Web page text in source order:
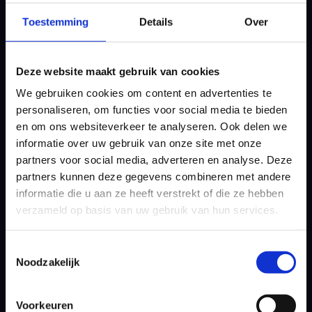
Toestemming Details Over
Deze website maakt gebruik van cookies
We gebruiken cookies om content en advertenties te
personaliseren, om functies voor social media te bieden
en om ons websiteverkeer te analyseren. Ook delen we
informatie over uw gebruik van onze site met onze
partners voor social media, adverteren en analyse. Deze
partners kunnen deze gegevens combineren met andere
informatie die u aan ze heeft verstrekt of die ze hebben
verzameld op basis van uw gebruik van hun services.
Noodzakelijk
Voorkeuren
weg heeft gebaand naar de DP World Tour,
dus als aanstormend talent zou ik zeker een
Misschien kan ik hem op meerdere posities
inzetten”, besluit Gullit met een knipoog.
Hoofd leegmaken
Voetballers en golf is in de absolute top van
het voetbal een steeds meer voorkomende
combinatie. Harry Kane, de trefzekere spits
van het Engelse elftal en Bayern München en
golfliefhebber, zocht het causale verband in
filmpjes zien van influencers en ook leerzame
video’s. Voetballers kijken in hun vrije tijd
voor veel voetballers de perfecte manier om